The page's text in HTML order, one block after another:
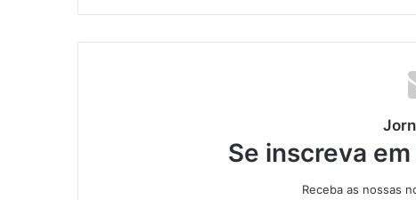
din
Se inscreva
Receba as nossas